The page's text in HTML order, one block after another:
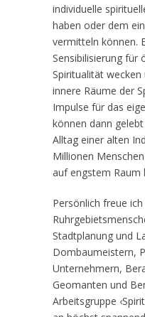
individuelle
haben oder dem
vermitteln können.
Sensibilisierung für
Spiritualität
innere Räume der
Impulse für das
können dann
Alltag einer alten
Millionen
auf engstem Raum
Persönlich freue
Stadtplanung und
Dombaumeistern,
Unternehmern,
Geomanten und
Arbeitsgruppe